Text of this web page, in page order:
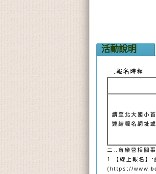
活動說明
一.報名時程
請至北大國小
連結報名網址
二..育樂營相關
1.
【線上報名
(https://